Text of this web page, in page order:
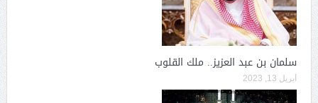
سلمان بن عبد العزيز.. ملك القلوب
أبريل 13, 2023